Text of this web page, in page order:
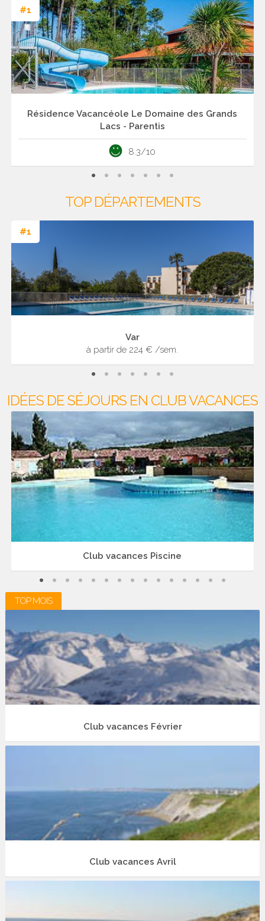
#1
Résidence Vacancéole Le Domaine des Grands
Lacs - Parentis
8.3/10
TOP DÉPARTEMENTS
#1
Var
à partir de 224 € /sem.
IDÉES DE SÉJOURS EN CLUB VACANCES
Club vacances Piscine
TOP MOIS
Club vacances Février
Club vacances Avril